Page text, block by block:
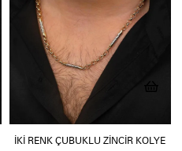
İKI RENK ÇUBUKLU ZINCIR KOLYE